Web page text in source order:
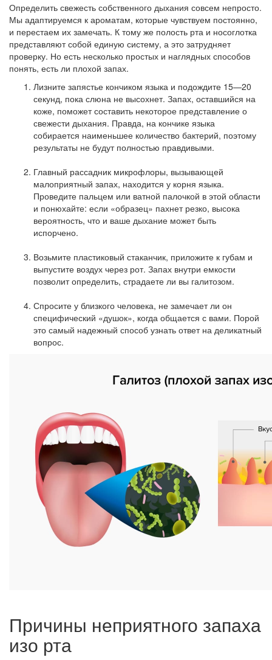
Определить свежесть собственного дыхания совсем непросто.
Мы адаптируемся к ароматам, которые чувствуем постоянно,
и перестаем их замечать. К тому же полость рта и носоглотка
представляют собой единую систему, а это затрудняет
проверку. Но есть несколько простых и наглядных способов
понять, есть ли плохой запах.
Лизните запястье кончиком языка и подождите 15—20
секунд, пока слюна не высохнет. Запах, оставшийся на
коже, поможет составить некоторое представление о
свежести дыхания. Правда, на кончике языка
собирается наименьшее количество бактерий, поэтому
результаты не будут полностью правдивыми.
Главный рассадник микрофлоры, вызывающей
малоприятный запах, находится у корня языка.
Проведите пальцем или ватной палочкой в этой области
и понюхайте: если «образец» пахнет резко, высока
вероятность, что и ваше дыхание может быть
испорчено.
Возьмите пластиковый стаканчик, приложите к губам и
выпустите воздух через рот. Запах внутри емкости
позволит определить, страдаете ли вы галитозом.
Спросите у близкого человека, не замечает ли он
специфический «душок», когда общается с вами. Порой
это самый надежный способ узнать ответ на деликатный
вопрос.
Причины неприятного запаха
изо рта